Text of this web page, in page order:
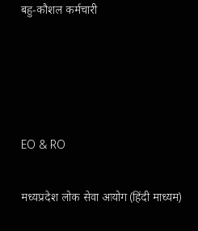
बहु-कौशल कर्मचारी
EO & RO
मध्यप्रदेश लोक सेवा आयोग (हिंदी माध्यम)